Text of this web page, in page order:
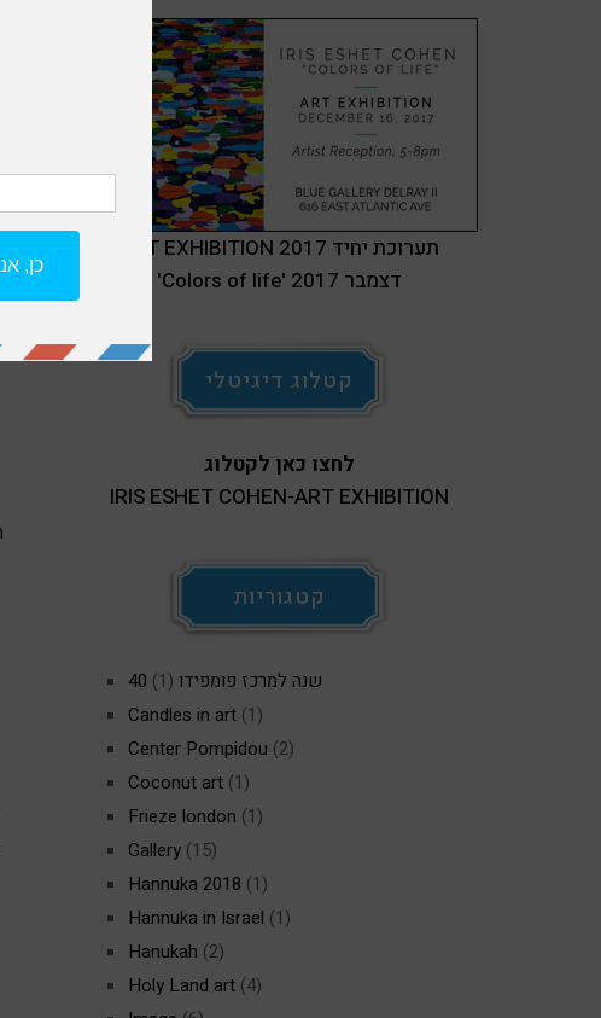
ART EXHIBITION 2017 תערוכת יחיד
'Colors of life' דצמבר 2017
קטלוג דיגיטלי
לחצו כאן לקטלוג
IRIS ESHET COHEN-ART EXHIBITION
קטגוריות
40 שנה למרכז פומפידו (1)
Candles in art (1)
Center Pompidou (2)
Coconut art (1)
Frieze london (1)
Gallery (15)
Hannuka 2018 (1)
Hannuka in Israel (1)
Hanukah (2)
Holy Land art (4)